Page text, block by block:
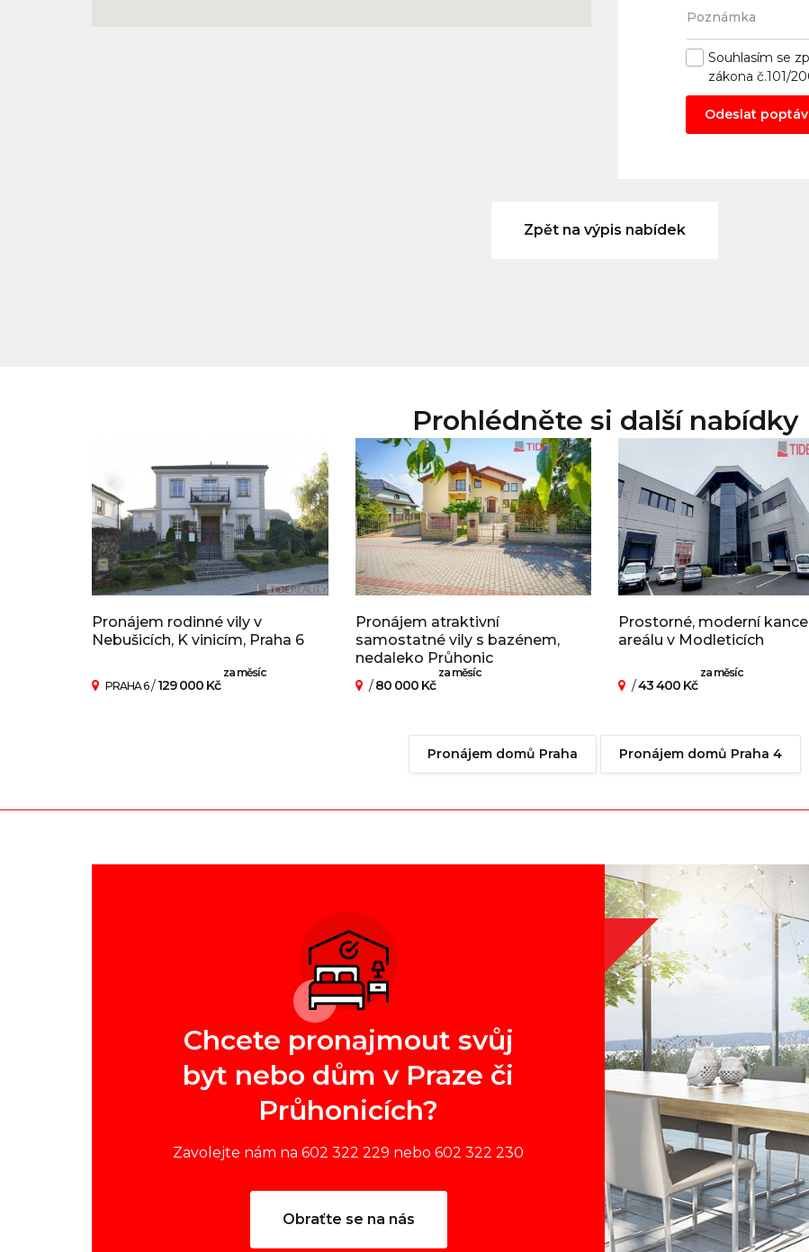
Souhlasím se
zákona č.101/
Odeslat
Zpět na výpis nabídek
Prohlédněte si další nabídky
Pronájem rodinné vily v
Nebušicích, K vinicím, Praha 6
PRAHA 6/129 000 Kč
za měsíc
Pronájem atraktivní
samostatné vily s bazénem,
nedaleko Průhonic
/80 000 Kč
za měsíc
Prostorné, moderní
areálu v Modleticích
/43 400 Kč
za měsíc
Pronájem domů Praha Pronájem domů Praha 4
Chcete pronajmout svůj
byt nebo dům v Praze či
Průhonicích?
Zavolejte nám na 602 322 229 nebo 602 322 230
Obraťte se na nás